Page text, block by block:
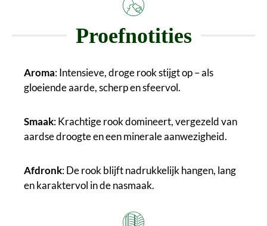
Proefnotities
Aroma: Intensieve, droge rook stijgt op – als
gloeiende aarde, scherp en sfeervol.
Smaak: Krachtige rook domineert, vergezeld van
aardse droogte en een minerale aanwezigheid.
Afdronk: De rook blijft nadrukkelijk hangen, lang
en karaktervol in de nasmaak.